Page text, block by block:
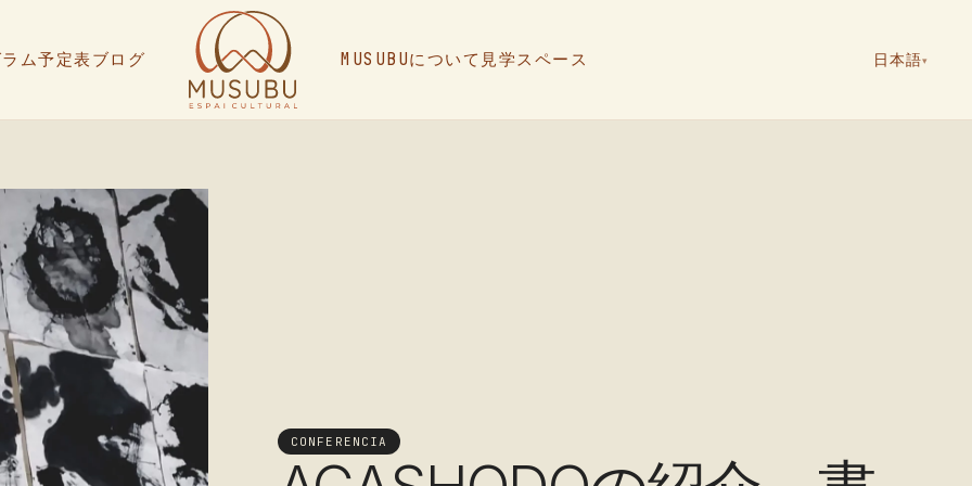
ム予定表ブログ MUSUBUについて 見学スペース 日本語▾
CONFERENCIA